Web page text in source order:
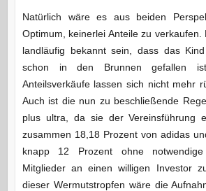
Natürlich wäre es aus beiden
Optimum, keinerlei Anteile zu verkaufen.
landläufig bekannt sein, dass das
schon in den Brunnen gefallen
Anteilsverkäufe lassen sich nicht mehr
Auch ist die nun zu beschließende
plus ultra, da sie der Vereinsführung
zusammen 18,18 Prozent von adidas
knapp 12 Prozent ohne
Mitglieder an einen willigen Investor
dieser Wermutstropfen wäre die